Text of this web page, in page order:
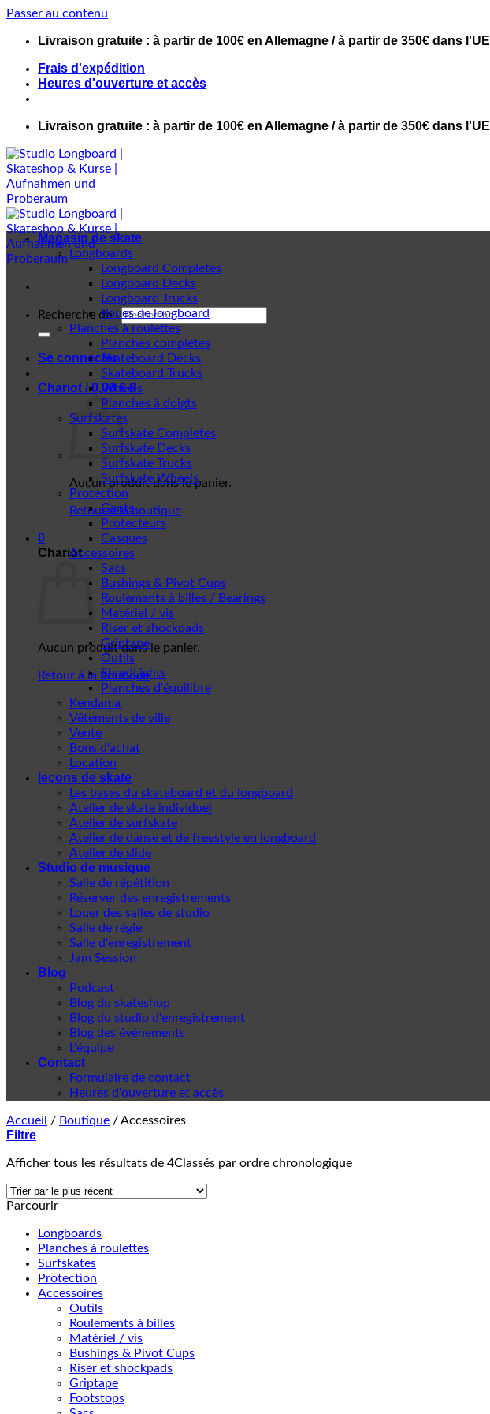
Passer au contenu
Livraison gratuite : à partir de 100€ en Allemagne / à partir de 350€ dans l'UE
Frais d'expédition
Heures d'ouverture et accès
Livraison gratuite : à partir de 100€ en Allemagne / à partir de 350€ dans l'UE
Recherche de :
Se connecter
Chariot /0,00€ 0
Aucun produit dans le panier.
Retour à la boutique
0
Chariot
Aucun produit dans le panier.
Retour à la boutique
Magasin de skate
Longboards
Longboard Completes
Longboard Decks
Longboard Trucks
Roues de longboard
Planches à roulettes
Planches complètes
Skateboard Decks
Skateboard Trucks
Wheels
Planches à doigts
Surfskates
Surfskate Completes
Surfskate Decks
Surfskate Trucks
Surfskate Wheels
Protection
Gants
Protecteurs
Casques
Accessoires
Sacs
Bushings & Pivot Cups
Roulements à billes / Bearings
Matériel / vis
Riser et shockpads
Griptape
Outils
ShredLights
Planches d'équilibre
Kendama
Vêtements de ville
Vente
Bons d'achat
Location
leçons de skate
Les bases du skateboard et du longboard
Atelier de skate individuel
Atelier de surfskate
Atelier de danse et de freestyle en longboard
Atelier de slide
Studio de musique
Salle de répétition
Réserver des enregistrements
Louer des salles de studio
Salle de régie
Salle d'enregistrement
Jam Session
Blog
Podcast
Blog du skateshop
Blog du studio d'enregistrement
Blog des événements
L'équipe
Contact
Formulaire de contact
Heures d'ouverture et accès
Accueil / Boutique /Accessoires
Filtre
Afficher tous les résultats de 4Classés par ordre chronologique
Parcourir
Longboards
Planches à roulettes
Surfskates
Protection
Accessoires
Outils
Roulements à billes
Matériel / vis
Bushings & Pivot Cups
Riser et shockpads
Griptape
Footstops